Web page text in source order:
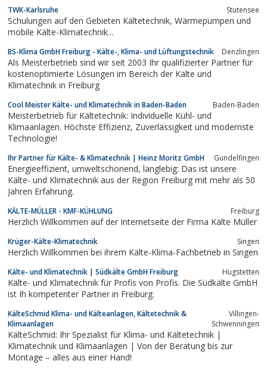
TWK-Karlsruhe Stutensee
Schulungen auf den Gebieten Kältetechnik, Wärmepumpen und
mobile Kälte-Klimatechnik...
BS-Klima GmbH Freiburg - Kälte-, Klima- und Lüftungstechnik Denzlingen
Als Meisterbetrieb sind wir seit 2003 Ihr qualifizierter Partner für
kostenoptimierte Lösungen im Bereich der Kälte und
Klimatechnik in Freiburg
Cool Meister Kälte- und Klimatechnik in Baden-Baden Baden-Baden
Meisterbetrieb für Kältetechnik: Individuelle Kühl- und
Klimaanlagen. Höchste Effizienz, Zuverlässigkeit und modernste
Technologie!
Ihr Partner für Kälte- & Klimatechnik | Heinz Moritz GmbH Gundelfingen
Energieeffizient, umweltschonend, langlebig: Das ist unsere
Kälte- und Klimatechnik aus der Region Freiburg mit mehr als 50
Jahren Erfahrung.
KÄLTE-MÜLLER - KMF-KÜHLUNG Freiburg
Herzlich Willkommen auf der Internetseite der Firma Kälte Müller
Krüger-Kälte-Klimatechnik Singen
Herzlich Willkommen bei ihrem Kälte-Klima-Fachbetrieb in Singen
Kälte- und Klimatechnik | Südkälte GmbH Freiburg Hugstetten
Kälte- und Klimatechnik für Profis von Profis. Die Südkälte GmbH
ist Ih kompetenter Partner in Freiburg.
KälteSchmid Klima- und Kälteanlagen, Kältetechnik &
Klimaanlagen
Villingen-
Schwenningen
KälteSchmid: Ihr Spezialist für Klima- und Kältetechnik |
Klimatechnik und Klimaanlagen | Von der Beratung bis zur
Montage – alles aus einer Hand!